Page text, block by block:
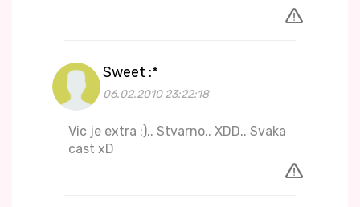
Sweet :*
06.02.2010 23:22:18
Vic je extra :).. Stvarno.. XDD.. Svaka
cast xD